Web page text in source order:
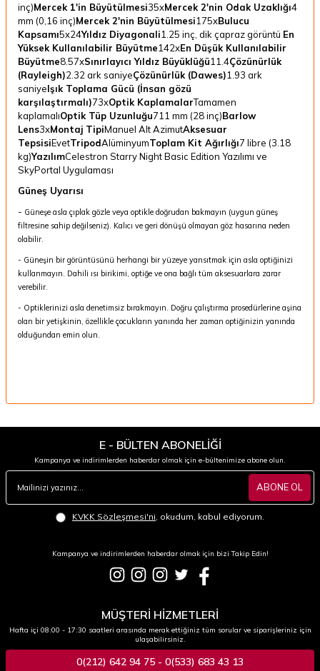
inç)Mercek 1'in Büyütülmesi35xMercek 2'nin Odak Uzaklığı4
mm (0,16 inç)Mercek 2'nin Büyütülmesi175xBulucu
Kapsamı5x24Yıldız Diyagonali1.25 inç, dik çapraz görüntü En
Yüksek Kullanılabilir Büyütme142xEn Düşük Kullanılabilir
Büyütme8.57xSınırlayıcı Yıldız Büyüklüğü11.4Çözünürlük
(Rayleigh)2.32 ark saniyeÇözünürlük (Dawes)1.93 ark
saniyeIşık Toplama Gücü (İnsan gözü
karşılaştırmalı)73xOptik KaplamalarTamamen
kaplamalıOptik Tüp Uzunluğu711 mm (28 inç)Barlow
Lens3xMontaj TipiManuel Alt AzimutAksesuar
TepsisiEvetTripodAlüminyumToplam Kit Ağırlığı7 libre (3.18
kg)YazılımCelestron Starry Night Basic Edition Yazılımı ve
SkyPortal Uygulaması
Güneş Uyarısı
- Güneşe asla çıplak gözle veya optikle doğrudan bakmayın (uygun güneş
filtresine sahip değilseniz). Kalıcı ve geri dönüşü olmayan göz hasarına neden
olabilir.
- Güneşin bir görüntüsünü herhangi bir yüzeye yansıtmak için asla optiğinizi
kullanmayın. Dahili ısı birikimi, optiğe ve ona bağlı tüm aksesuarlara zarar
verebilir.
- Optiklerinizi asla denetimsiz bırakmayın. Doğru çalıştırma prosedürlerine aşina
olan bir yetişkinin, özellikle çocukların yanında her zaman optiğinizin yanında
olduğundan emin olun.
E - BÜLTEN ABONELİĞİ
Kampanya ve indirimlerden haberdar olmak için e-bültenimize abone olun.
ABONE OL
KVKK Sözleşmesi'ni , okudum, kabul ediyorum.
Kampanya ve indirimlerden haberdar olmak için bizi Takip Edin!
MÜŞTERİ HİZMETLERİ
Hafta içi 08:00 - 17:30 saatleri arasında merak ettiğiniz tüm sorular ve siparişleriniz için
ulaşabilirsiniz.
0(212) 642 94 75 - 0(533) 683 43 13